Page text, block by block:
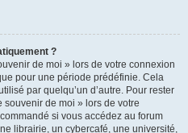
?
de moi » lors de votre connexion
pour une période prédéfinie. Cela
par quelqu’un d’autre. Pour rester
de moi » lors de votre
si vous accédez au forum
librairie, un cybercafé, une université,